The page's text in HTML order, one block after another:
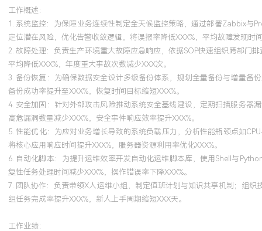
工作概述：
1. 系统监控：为保障业务连续性制定全天候监控策略，通过部署Zabbix与
定位潜在风险，优化告警收敛逻辑，将误报率降低XXX%，平均故障发现时
2. 故障处理：负责生产环境重大故障应急响应，依据SOP快速组织跨部门
平均降低XXX%，年度重大事故次数减少XXX次。
3. 备份恢复：为确保数据安全设计多级备份体系，规划全量备份与增量备
备份成功率提升至XXX%，恢复时间目标缩短XXX%。
4. 安全加固：针对外部攻击风险推动系统安全基线建设，定期扫描服务器
高危漏洞数量减少XXX%，安全事件响应效率提升XXX%。
5. 性能优化：为应对业务增长导致的系统负载压力，分析性能瓶颈点如
将核心应用响应时间提升XXX%，服务器资源利用率优化XXX%。
6. 自动化脚本：为提升运维效率开发自动化运维脚本库，使用Shell与
复性任务处理时间减少XXX%，操作错误率下降XXX%。
7. 团队协作：负责带领X人运维小组，制定值班计划与知识共享机制；组
组任务完成率提升XXX%，新人上手周期缩短XXX天。
工作业绩：